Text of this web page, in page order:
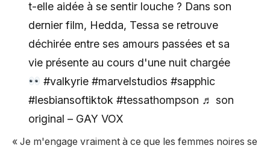
t-elle aidée à se sentir louche ? Dans son
dernier film, Hedda, Tessa se retrouve
déchirée entre ses amours passées et sa
vie présente au cours d'une nuit chargée
#valkyrie #marvelstudios #sapphic
#lesbiansoftiktok #tessathompson ♬ son
original – GAY VOX
« Je m'engage vraiment à ce que les femmes noires se